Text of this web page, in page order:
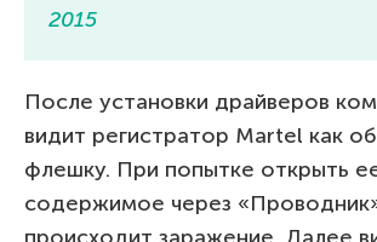
2015
После установки драйверов
видит регистратор Martel как
флешку. При попытке открыть
содержимое через